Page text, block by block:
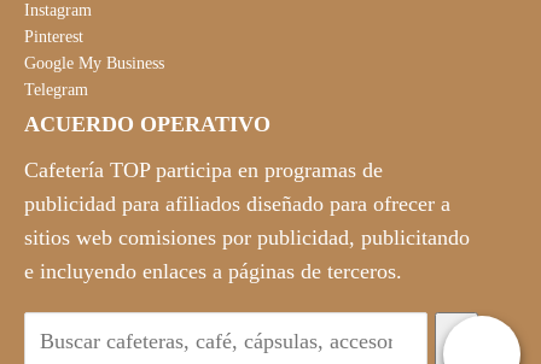
Instagram
Pinterest
Google My Business
Telegram
ACUERDO OPERATIVO
Cafetería TOP participa en programas de
publicidad para afiliados diseñado para ofrecer a
sitios web comisiones por publicidad, publicitando
e incluyendo enlaces a páginas de terceros.